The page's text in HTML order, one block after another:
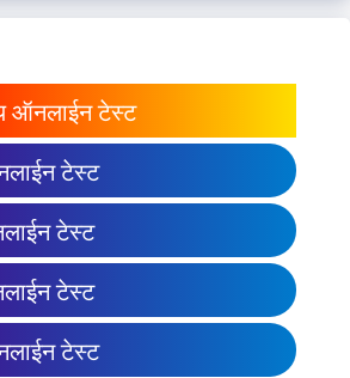
ऑनलाईन टेस्ट
टेस्ट
टेस्ट
टेस्ट
टेस्ट